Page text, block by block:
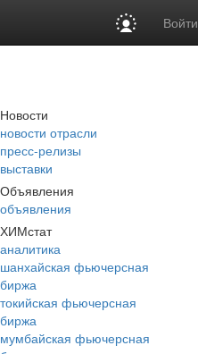
Войти
Новости
новости отрасли
пресс-релизы
выставки
Объявления
объявления
ХИМстат
аналитика
шанхайская фьючерсная
биржа
токийская фьючерсная
биржа
мумбайская фьючерсная